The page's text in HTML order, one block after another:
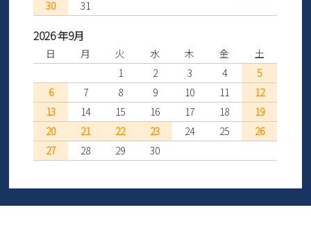
30
31
2026 年9月
日 月 火 水 木 金
土
1
2 3 4
5
6
7 8 9 10 11
12
13
14 15 16 17 18
19
20
21 22 23 24 25
26
27
28 29 30